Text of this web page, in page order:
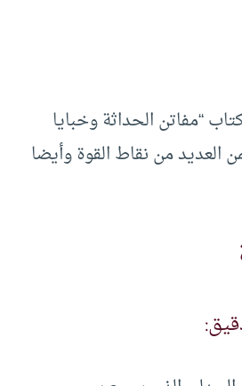
“مفاتن الحداثة وخبايا
العديد من نقاط القوة وأيضا